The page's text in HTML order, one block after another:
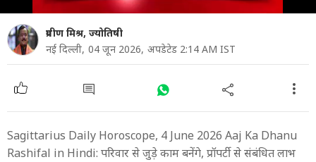
प्रवीण मिश्र, ज्योतिषी
नई दिल्ली, 04 जून 2026, अपडेटेड 2:14 AM IST
Sagittarius Daily Horoscope, 4 June 2026 Aaj Ka Dhanu
Rashifal in Hindi: परिवार से जुड़े काम बनेंगे, प्रॉपर्टी से संबंधित लाभ